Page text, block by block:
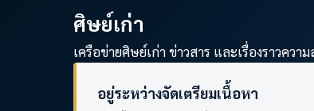
ศิษย์เก่า
เครือข่ายศิษย์เก่า ข่าวสาร และเรื่องราวความ
อยู่ระหว่างจัดเตรียมเนื้อหา